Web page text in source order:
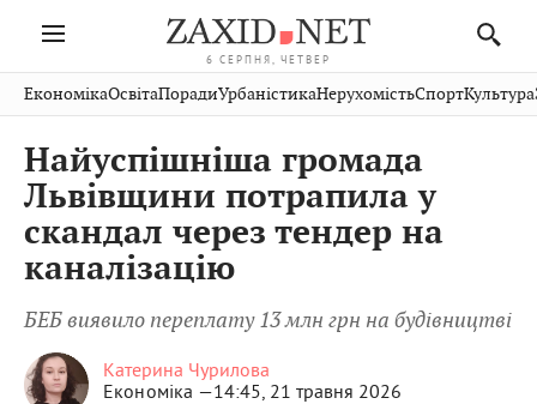
6 СЕРПНЯ, ЧЕТВЕР
Івано-
Франківськ
Тернопіль
Волинь
Закарпаття
Рівне
Шептицький
Стрий
Хмельницький
Публікації
Авто СловкоКультура
Кіно Дім СпортКраєзнавство
ФотоОсвітаНерухомість
Домашні
тварини
ЕкономікаОсвітаПорадиУрбаністикаНерухомістьСпортКультура
Найуспішніша громада
Львівщини потрапила у
скандал через тендер на
каналізацію
БЕБ виявило переплату 13 млн грн на будівництві
Катерина Чурилова
Економіка —14:45, 21 травня 2026